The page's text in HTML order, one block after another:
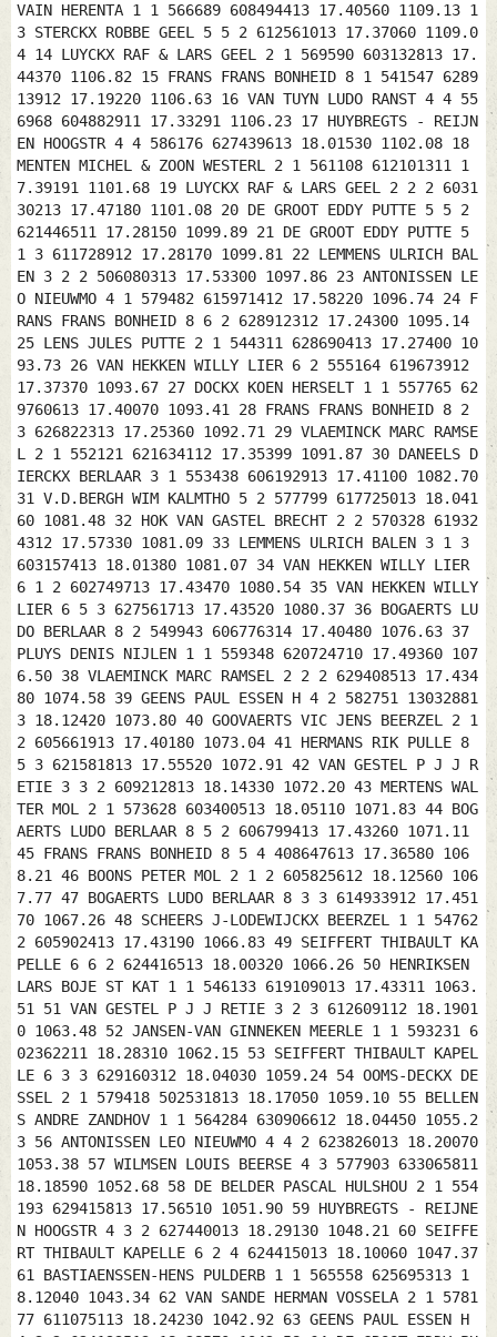
VAIN HERENTA 1 1 566689 608494413 17.40560 1109.13 1
3 STERCKX ROBBE GEEL 5 5 2 612561013 17.37060 1109.0
4 14 LUYCKX RAF & LARS GEEL 2 1 569590 603132813 17.
44370 1106.82 15 FRANS FRANS BONHEID 8 1 541547 6289
13912 17.19220 1106.63 16 VAN TUYN LUDO RANST 4 4 55
6968 604882911 17.33291 1106.23 17 HUYBREGTS - REIJN
EN HOOGSTR 4 4 586176 627439613 18.01530 1102.08 18
MENTEN MICHEL & ZOON WESTERL 2 1 561108 612101311 1
7.39191 1101.68 19 LUYCKX RAF & LARS GEEL 2 2 2 6031
30213 17.47180 1101.08 20 DE GROOT EDDY PUTTE 5 5 2
621446511 17.28150 1099.89 21 DE GROOT EDDY PUTTE 5
1 3 611728912 17.28170 1099.81 22 LEMMENS ULRICH BAL
EN 3 2 2 506080313 17.53300 1097.86 23 ANTONISSEN LE
O NIEUWMO 4 1 579482 615971412 17.58220 1096.74 24 F
RANS FRANS BONHEID 8 6 2 628912312 17.24300 1095.14
25 LENS JULES PUTTE 2 1 544311 628690413 17.27400 10
93.73 26 VAN HEKKEN WILLY LIER 6 2 555164 619673912
17.37370 1093.67 27 DOCKX KOEN HERSELT 1 1 557765 62
9760613 17.40070 1093.41 28 FRANS FRANS BONHEID 8 2
3 626822313 17.25360 1092.71 29 VLAEMINCK MARC RAMSE
L 2 1 552121 621634112 17.35399 1091.87 30 DANEELS D
IERCKX BERLAAR 3 1 553438 606192913 17.41100 1082.70
31 V.D.BERGH WIM KALMTHO 5 2 577799 617725013 18.041
60 1081.48 32 HOK VAN GASTEL BRECHT 2 2 570328 61932
4312 17.57330 1081.09 33 LEMMENS ULRICH BALEN 3 1 3
603157413 18.01380 1081.07 34 VAN HEKKEN WILLY LIER
6 1 2 602749713 17.43470 1080.54 35 VAN HEKKEN WILLY
LIER 6 5 3 627561713 17.43520 1080.37 36 BOGAERTS LU
DO BERLAAR 8 2 549943 606776314 17.40480 1076.63 37
PLUYS DENIS NIJLEN 1 1 559348 620724710 17.49360 107
6.50 38 VLAEMINCK MARC RAMSEL 2 2 2 629408513 17.434
80 1074.58 39 GEENS PAUL ESSEN H 4 2 582751 13032881
3 18.12420 1073.80 40 GOOVAERTS VIC JENS BEERZEL 2 1
2 605661913 17.40180 1073.04 41 HERMANS RIK PULLE 8
5 3 621581813 17.55520 1072.91 42 VAN GESTEL P J J R
ETIE 3 3 2 609212813 18.14330 1072.20 43 MERTENS WAL
TER MOL 2 1 573628 603400513 18.05110 1071.83 44 BOG
AERTS LUDO BERLAAR 8 5 2 606799413 17.43260 1071.11
45 FRANS FRANS BONHEID 8 5 4 408647613 17.36580 106
8.21 46 BOONS PETER MOL 2 1 2 605825612 18.12560 106
7.77 47 BOGAERTS LUDO BERLAAR 8 3 3 614933912 17.451
70 1067.26 48 SCHEERS J-LODEWIJCKX BEERZEL 1 1 54762
2 605902413 17.43190 1066.83 49 SEIFFERT THIBAULT KA
PELLE 6 6 2 624416513 18.00320 1066.26 50 HENRIKSEN
LARS BOJE ST KAT 1 1 546133 619109013 17.43311 1063.
51 51 VAN GESTEL P J J RETIE 3 2 3 612609112 18.1901
0 1063.48 52 JANSEN-VAN GINNEKEN MEERLE 1 1 593231 6
02362211 18.28310 1062.15 53 SEIFFERT THIBAULT KAPEL
LE 6 3 3 629160312 18.04030 1059.24 54 OOMS-DECKX DE
SSEL 2 1 579418 502531813 18.17050 1059.10 55 BELLEN
S ANDRE ZANDHOV 1 1 564284 630906612 18.04450 1055.2
3 56 ANTONISSEN LEO NIEUWMO 4 4 2 623826013 18.20070
1053.38 57 WILMSEN LOUIS BEERSE 4 3 577903 633065811
18.18590 1052.68 58 DE BELDER PASCAL HULSHOU 2 1 554
193 629415813 17.56510 1051.90 59 HUYBREGTS - REIJNE
N HOOGSTR 4 3 2 627440013 18.29130 1048.21 60 SEIFFE
RT THIBAULT KAPELLE 6 2 4 624415013 18.10060 1047.37
61 BASTIAENSSEN-HENS PULDERB 1 1 565558 625695313 1
8.12040 1043.34 62 VAN SANDE HERMAN VOSSELA 2 1 5781
77 611075113 18.24230 1042.92 63 GEENS PAUL ESSEN H